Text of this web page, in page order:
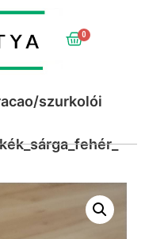
0
szurkolói